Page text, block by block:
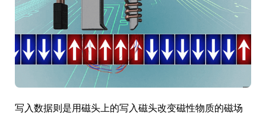
写入数据则是用磁头上的写入磁头改变磁性物质的磁场